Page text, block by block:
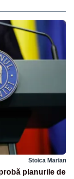
Stoica Marian
planurile de